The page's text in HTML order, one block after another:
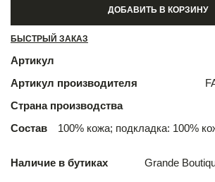
ДОБАВИТЬ В КОРЗИНУ
БЫСТРЫЙ ЗАКАЗ
Артикул
Артикул производителя
Страна производства
Состав
100% кожа; подкладка: 100%
Наличие в бутиках
Grande